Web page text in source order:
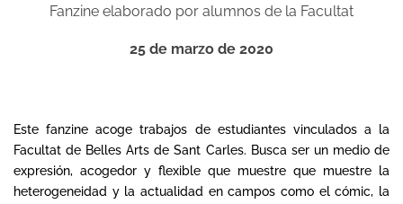
Fanzine elaborado por alumnos de la Facultat
25 de marzo de 2020
Este fanzine acoge trabajos de estudiantes vinculados a la
Facultat de Belles Arts de Sant Carles. Busca ser un medio de
expresión, acogedor y flexible que muestre que muestre la
heterogeneidad y la actualidad en campos como el cómic, la